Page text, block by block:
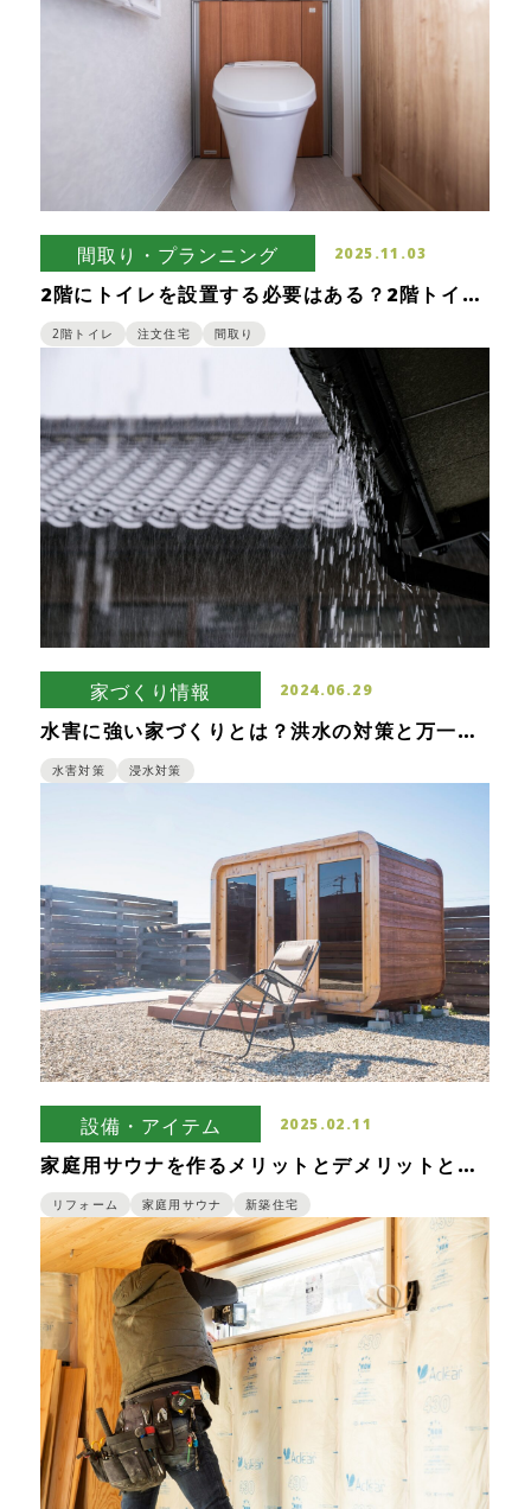
間取り・プランニング 2025.11.03
2階にトイレを設置する必要はある？2階トイレ
に後悔しがちなポイントも紹介
2階トイレ 注文住宅 間取り
家づくり情報 2024.06.29
水害に強い家づくりとは？洪水の対策と万一の
浸水に備えるための工夫をご紹介します
水害対策 浸水対策
設備・アイテム 2025.02.11
家庭用サウナを作るメリットとデメリットと
は？
リフォーム 家庭用サウナ 新築住宅